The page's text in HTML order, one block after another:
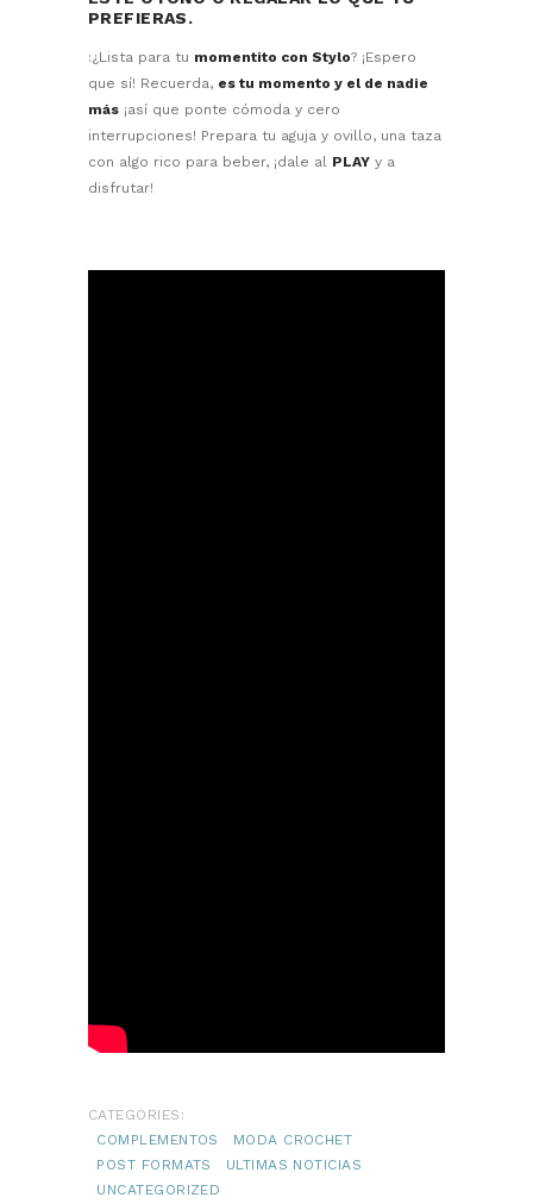
PREFIERAS.
:¿Lista para tu momentito con Stylo? ¡Espero
que sí! Recuerda, es tu momento y el de nadie
más ¡así que ponte cómoda y cero
interrupciones! Prepara tu aguja y ovillo, una taza
con algo rico para beber, ¡dale al PLAY y a
disfrutar!
CATEGORIES:
COMPLEMENTOS
MODA CROCHET
POST FORMATS
ULTIMAS NOTICIAS
UNCATEGORIZED